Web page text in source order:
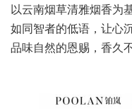
以云南烟草清雅烟香为
如同智者的低语，让心
品味自然的恩赐，香久